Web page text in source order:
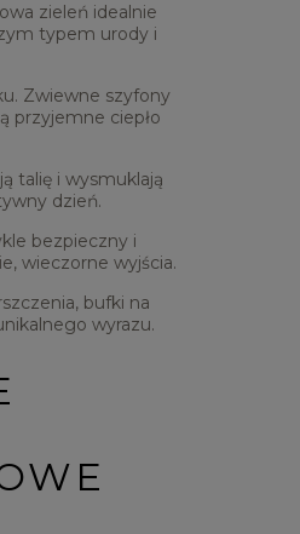
zieleń idealnie
typem urody i
Zwiewne szyfony
przyjemne ciepło
talię i wysmuklają
dzień.
bezpieczny i
wieczorne wyjścia.
bufki na
wyrazu.